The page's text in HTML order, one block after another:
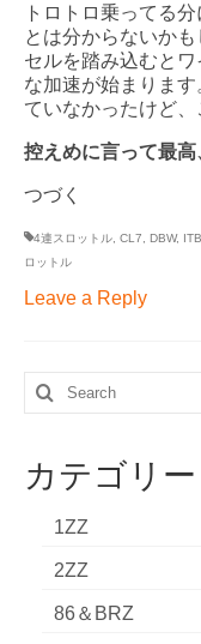
トロトロ乗ってる
とは分からないか
セルを踏み込むと
な加速が始まりま
ていなかったけど
控えめに言って最
つづく
4連スロットル CL7 DBW, ITB
ロットル
Leave a Reply
Search
for:
カテゴリー
1ZZ
2ZZ
86＆BRZ